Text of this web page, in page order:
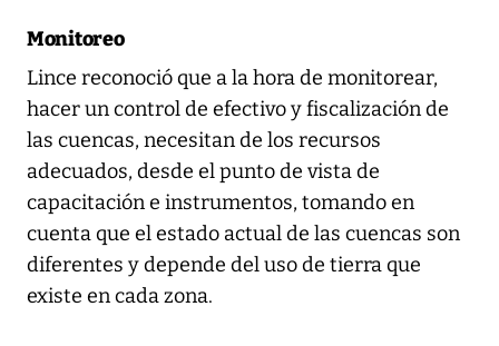
Monitoreo
Lince reconoció que a la hora de monitorear,
hacer un control de efectivo y fiscalización de
las cuencas, necesitan de los recursos
adecuados, desde el punto de vista de
capacitación e instrumentos, tomando en
cuenta que el estado actual de las cuencas son
diferentes y depende del uso de tierra que
existe en cada zona.